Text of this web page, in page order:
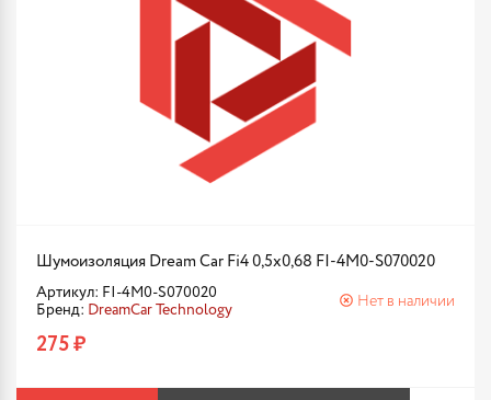
Шумоизоляция Dream Car Fi4 0,5х0,68 FI-4M0-S070020
Артикул: FI-4M0-S070020
Бренд: DreamCar Technology
Нет в наличии
275 ₽